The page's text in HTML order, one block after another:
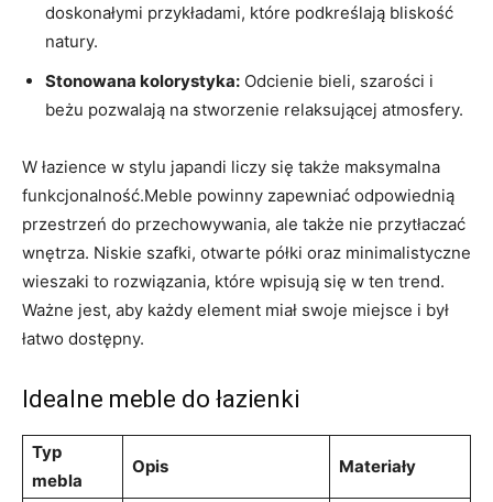
doskonałymi przykładami, które podkreślają bliskość
natury.
Stonowana kolorystyka: Odcienie bieli, szarości i
beżu pozwalają na stworzenie relaksującej atmosfery.
W łazience w stylu japandi liczy się także maksymalna
funkcjonalność.Meble powinny zapewniać odpowiednią
przestrzeń do przechowywania, ale także nie przytłaczać
wnętrza. Niskie szafki, otwarte półki oraz minimalistyczne
wieszaki to rozwiązania, które wpisują się w ten trend.
Ważne jest, aby każdy element miał swoje miejsce i był
łatwo dostępny.
Idealne meble do łazienki
Typ
mebla
Opis Materiały